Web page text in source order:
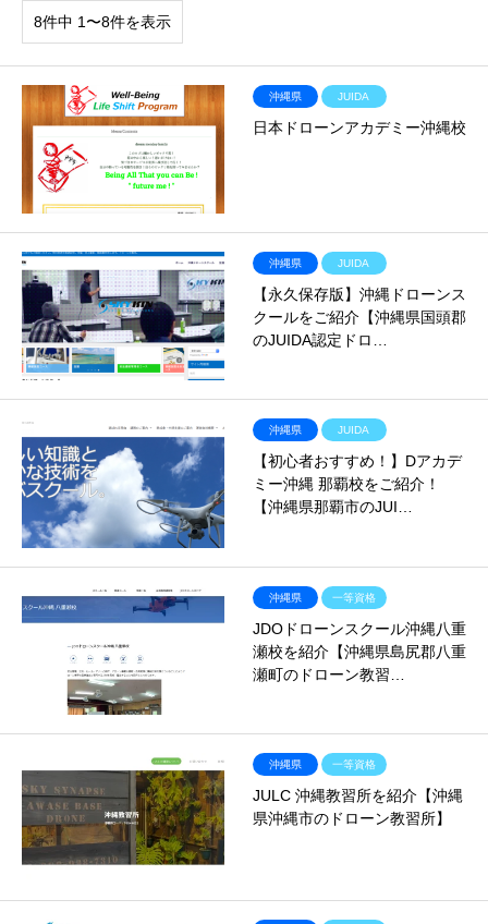
8件中 1〜8件を表示
沖縄県 JUIDA
日本ドローンアカデミー沖縄校
沖縄県 JUIDA
【永久保存版】沖縄ドローンス
クールをご紹介【沖縄県国頭郡
のJUIDA認定ドロ…
沖縄県 JUIDA
【初心者おすすめ！】Dアカデ
ミー沖縄 那覇校をご紹介！
【沖縄県那覇市のJUI…
沖縄県 一等資格
JDOドローンスクール沖縄八重
瀬校を紹介【沖縄県島尻郡八重
瀬町のドローン教習…
沖縄県 一等資格
JULC 沖縄教習所を紹介【沖縄
県沖縄市のドローン教習所】